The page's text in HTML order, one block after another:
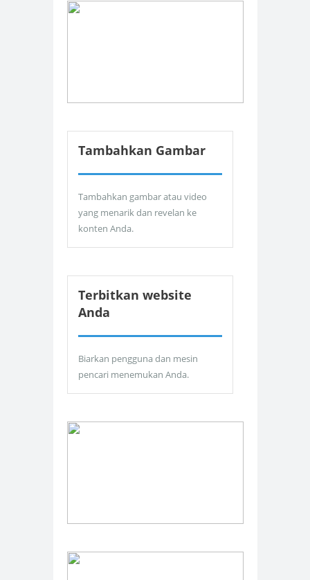
Tambahkan Gambar
Tambahkan gambar atau video
yang menarik dan revelan ke
konten Anda.
Terbitkan website
Anda
Biarkan pengguna dan mesin
pencari menemukan Anda.